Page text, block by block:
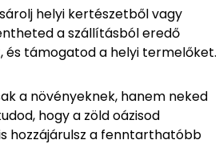
helyi kertészetből vagy
a szállításból eredő
és támogatod a helyi termelőket.
a növényeknek, hanem neked
hogy a zöld oázisod
hozzájárulsz a fenntarthatóbb